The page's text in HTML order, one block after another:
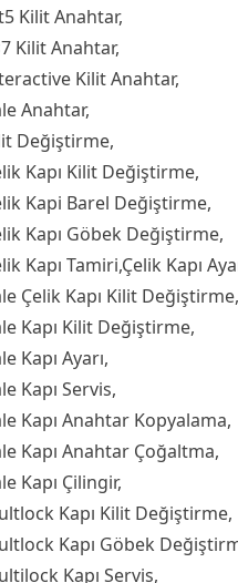
Kilit Anahtar,
Kilit Anahtar,
Kilit Anahtar,
Anahtar,
Değiştirme,
Kapı Kilit Değiştirme,
Kapi Barel Değiştirme,
Kapı Göbek Değiştirme,
Kapı Tamiri,Çelik Kapı
Çelik Kapı Kilit Değiştirme,
Kapı Kilit Değiştirme,
Kapı Ayarı,
Kapı Servis,
Kapı Anahtar Kopyalama,
Kapı Anahtar Çoğaltma,
Kapı Çilingir,
Kapı Kilit Değiştirme,
Kapı Göbek
Kapı Servis,